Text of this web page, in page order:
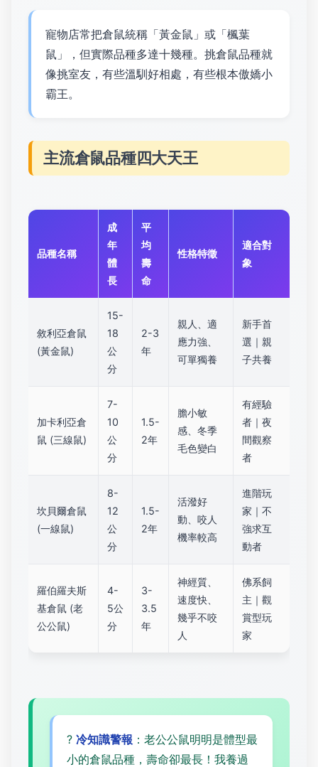
寵物店常把倉鼠統稱「黃金鼠」或「楓葉
鼠」，但實際品種多達十幾種。挑倉鼠品種就
像挑室友，有些溫馴好相處，有些根本傲嬌小
霸王。
主流倉鼠品種四大天王
品種名稱
成
年
體
長
平
均
壽
命
性格特徵
適合對
象
敘利亞倉鼠
(黃金鼠)
15-
18
公
分
2-3
年
親人、適
應力強、
可單獨養
新手首
選｜親
子共養
加卡利亞倉
鼠 (三線鼠)
7-
10
公
分
1.5-
2年
膽小敏
感、冬季
毛色變白
有經驗
者｜夜
間觀察
者
坎貝爾倉鼠
(一線鼠)
8-
12
公
分
1.5-
2年
活潑好
動、咬人
機率較高
進階玩
家｜不
強求互
動者
羅伯羅夫斯
基倉鼠 (老
公公鼠)
4-
5公
分
3-
3.5
年
神經質、
速度快、
幾乎不咬
人
佛系飼
主｜觀
賞型玩
家
? 冷知識警報 ：老公公鼠明明是體型最
小的倉鼠品種，壽命卻最長！我養過